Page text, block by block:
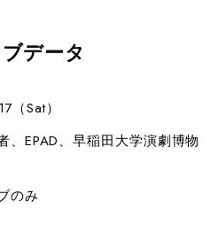
データ
Sat）
、EPAD、早稲田大学演劇博物
のみ